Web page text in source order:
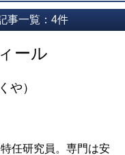
事一覧：4件
ール
や）
任研究員。専門は安